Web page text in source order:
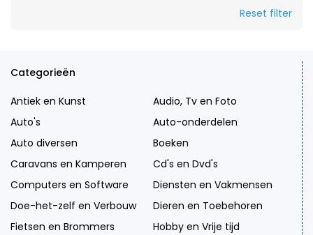
Reset filter
Categorieën
Antiek en Kunst
Audio, Tv en Foto
Auto's
Auto-onderdelen
Auto diversen
Boeken
Caravans en Kamperen
Cd's en Dvd's
Computers en Software
Diensten en Vakmensen
Doe-het-zelf en Verbouw
Dieren en Toebehoren
Fietsen en Brommers
Hobby en Vrije tijd